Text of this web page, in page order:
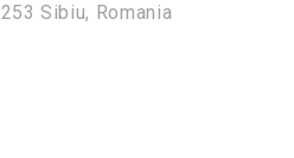
Sibiu, Romania